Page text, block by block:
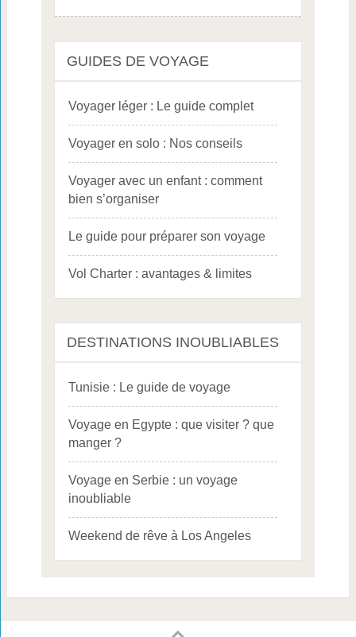
GUIDES DE VOYAGE
Voyager léger : Le guide complet
Voyager en solo : Nos conseils
Voyager avec un enfant : comment
bien s’organiser
Le guide pour préparer son voyage
Vol Charter : avantages & limites
DESTINATIONS INOUBLIABLES
Tunisie : Le guide de voyage
Voyage en Egypte : que visiter ? que
manger ?
Voyage en Serbie : un voyage
inoubliable
Weekend de rêve à Los Angeles